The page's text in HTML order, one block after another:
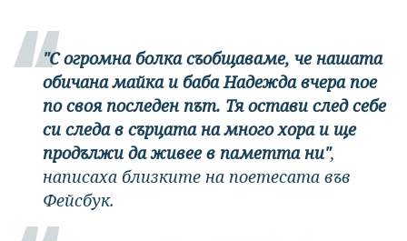
"С огромна болка съобщаваме, че нашата
обичана майка и баба Надежда вчера пое
по своя последен път. Тя остави след себе
си следа в сърцата на много хора и ще
продължи да живее в паметта ни",
написаха близките на поетесата във
Фейсбук.